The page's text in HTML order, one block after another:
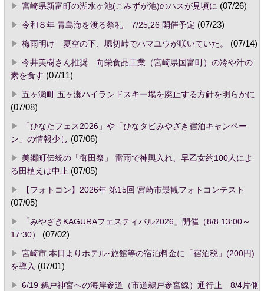
宮崎県新富町の湖水ヶ池(こみずが池)のハスが見頃に (07/26)
令和８年 青島海を渡る祭礼 7/25,26 開催予定 (07/23)
梅雨明け 夏空の下、堀切峠でハマユウが咲いていた。
(07/14)
今井美樹さん推奨 向栄食品工業（宮崎県国富町）の冷や汁の
素を食す (07/11)
五ヶ瀬町 五ヶ瀬ハイランドスキー場を廃止する方針を明らかに
(07/08)
「ひなたフェス2026」や「ひなタビみやざき宿泊キャンペー
ン」の情報少し (07/06)
美郷町伝統の「御田祭」 雷雨で神輿入れ、早乙女約100人によ
る田植えは中止 (07/05)
【フォトコン】2026年 第15回 宮崎市景観フォトコンテスト
(07/05)
「みやざきKAGURAフェスティバル2026」開催（8/8 13:00～
17:30）
(07/02)
宮崎市,本日よりホテル･旅館等の宿泊料金に「宿泊税」(200円)
を導入 (07/01)
6/19 鵜戸神宮への海岸参道（市道鵜戸参宮線）通行止 8/4片側